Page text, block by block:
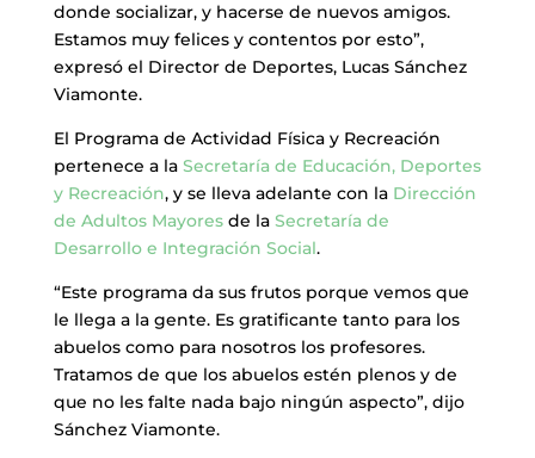
donde socializar, y hacerse de nuevos amigos.
Estamos muy felices y contentos por esto”,
expresó el Director de Deportes, Lucas Sánchez
Viamonte.
El Programa de Actividad Física y Recreación
pertenece a la Secretaría de Educación, Deportes
y Recreación, y se lleva adelante con la Dirección
de Adultos Mayoresde la Secretaría de
Desarrollo e Integración Social.
“Este programa da sus frutos porque vemos que
le llega a la gente. Es gratificante tanto para los
abuelos como para nosotros los profesores.
Tratamos de que los abuelos estén plenos y de
que no les falte nada bajo ningún aspecto”, dijo
Sánchez Viamonte.